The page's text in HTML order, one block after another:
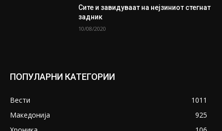
Сите и завидуваат на нејзиниот стегнат
задник
10/08/2020
ПОПУЛАРНИ КАТЕГОРИИ
Вести
1011
Македонија
925